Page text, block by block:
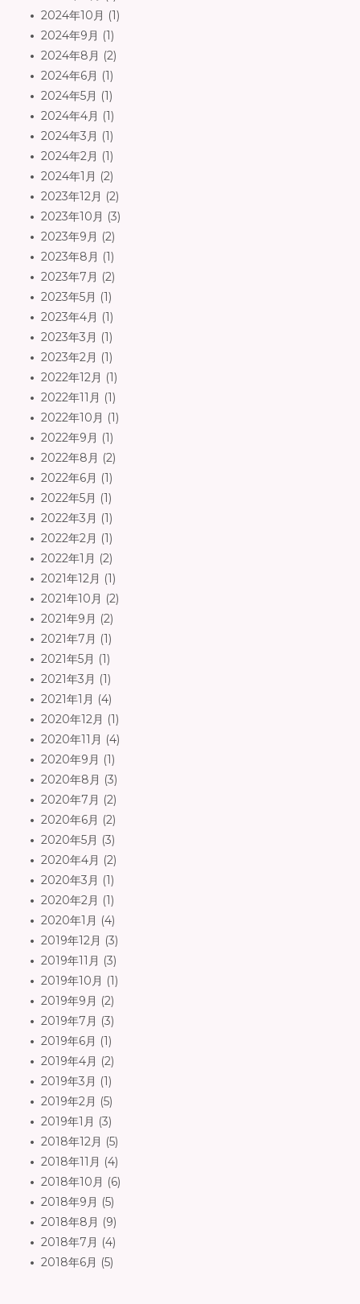
2024年10月 (1)
2024年9月 (1)
2024年8月 (2)
2024年6月 (1)
2024年5月 (1)
2024年4月 (1)
2024年3月 (1)
2024年2月 (1)
2024年1月 (2)
2023年12月 (2)
2023年10月 (3)
2023年9月 (2)
2023年8月 (1)
2023年7月 (2)
2023年5月 (1)
2023年4月 (1)
2023年3月 (1)
2023年2月 (1)
2022年12月 (1)
2022年11月 (1)
2022年10月 (1)
2022年9月 (1)
2022年8月 (2)
2022年6月 (1)
2022年5月 (1)
2022年3月 (1)
2022年2月 (1)
2022年1月 (2)
2021年12月 (1)
2021年10月 (2)
2021年9月 (2)
2021年7月 (1)
2021年5月 (1)
2021年3月 (1)
2021年1月 (4)
2020年12月 (1)
2020年11月 (4)
2020年9月 (1)
2020年8月 (3)
2020年7月 (2)
2020年6月 (2)
2020年5月 (3)
2020年4月 (2)
2020年3月 (1)
2020年2月 (1)
2020年1月 (4)
2019年12月 (3)
2019年11月 (3)
2019年10月 (1)
2019年9月 (2)
2019年7月 (3)
2019年6月 (1)
2019年4月 (2)
2019年3月 (1)
2019年2月 (5)
2019年1月 (3)
2018年12月 (5)
2018年11月 (4)
2018年10月 (6)
2018年9月 (5)
2018年8月 (9)
2018年7月 (4)
2018年6月 (5)